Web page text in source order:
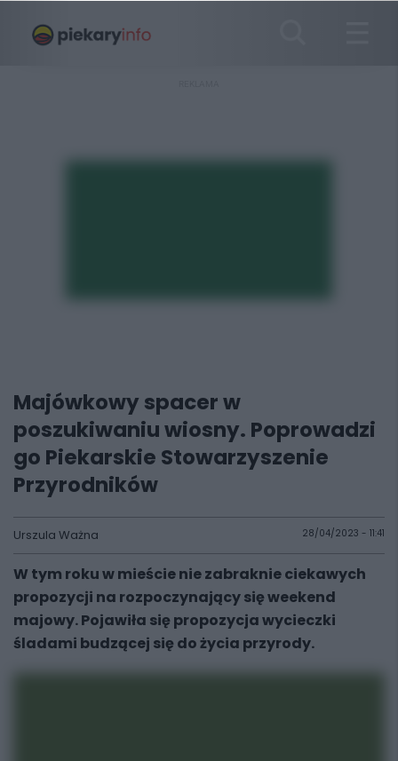
Majówkowy spacer w
poszukiwaniu wiosny. Poprowadzi
go Piekarskie Stowarzyszenie
Przyrodników
Urszula Ważna 28/04/2023 - 11:41
W tym roku w mieście nie zabraknie ciekawych
propozycji na rozpoczynający się weekend
majowy. Pojawiła się propozycja wycieczki
śladami budzącej się do życia przyrody.